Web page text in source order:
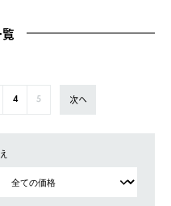
4 5 次へ